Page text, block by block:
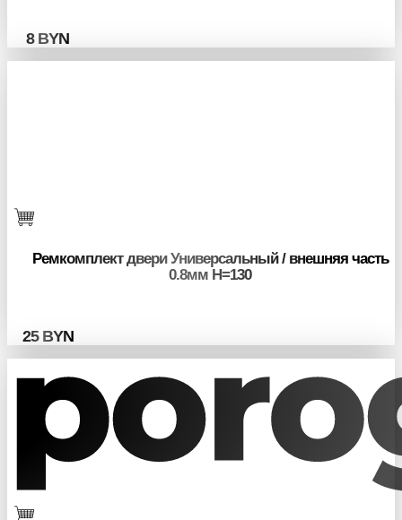
8 BYN
Ремкомплект двери Универсальный / внешняя часть
0.8мм H=130
25 BYN